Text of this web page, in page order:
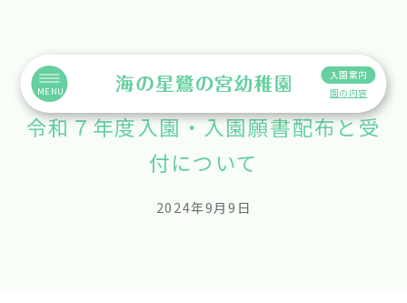
MENU
入園案内
園の内容
令和７年度入園・入園願書配布と受
付について
2024年9月9日